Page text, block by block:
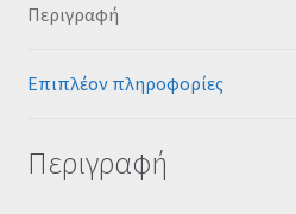
Περιγραφή
Επιπλέον πληροφορίες
Περιγραφή